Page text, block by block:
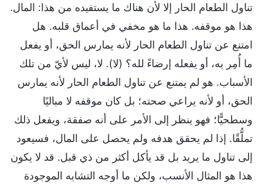
تناول الطعام الحار إلا لأن هناك ما يستفيده من هذا: المال.
هذا هو موقفه. هذا ما هو مخفي في أعماق قلبه. هل
امتنع عن تناول الطعام الحار لأنه يمارس الحق، أو يفعل
ما أُمِر به، أو يفعله إرضاءً لله؟ (لا). لا، ليس لأيّ من تلك
الأسباب. هو لم يمتنع عن تناول الطعام الحار لأنه يمارس
الحق، أو لأنه يراعي صحته؛ بل كان موقفه لا مباليًا
وسطحيًّا؛ فهو ينظر إلى الأمر على أنه صفقة، ويفعل ذلك
تملُّقًا. إذا لم يحقق هدفه ولم يحصل على المال، فسيعود
إلى تناول ما يريد بل قد يأكل أكثر من ذي قبل. قد لا يكون
هذا هو المثال الأنسب، ولكن ما أوجه التشابه الموجودة